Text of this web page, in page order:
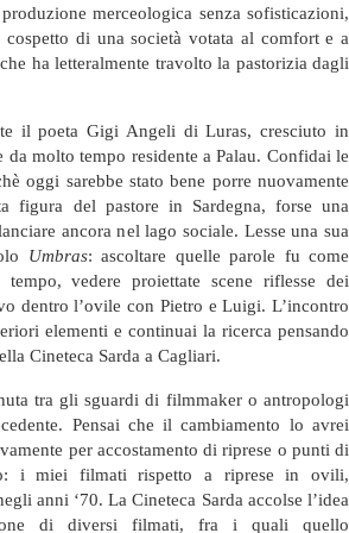
merceologica senza sofisticazioni,
di una società votata al comfort e a
ha letteralmente travolto la pastorizia dagli
il poeta Gigi Angeli di Luras, cresciuto in
molto tempo residente a Palau. Confidai le
oggi sarebbe stato bene porre nuovamente
figura del pastore in Sardegna, forse una
ancora nel lago sociale. Lesse una sua
Umbras: ascoltare quelle parole fu come
vedere proiettate scene riflesse dei
dentro l’ovile con Pietro e Luigi. L’incontro
elementi e continuai la ricerca pensando
Cineteca Sarda a Cagliari.
tra gli sguardi di filmmaker o antropologi
Pensai che il cambiamento lo avrei
per accostamento di riprese o punti di
i miei filmati rispetto a riprese in ovili,
anni ‘70. La Cineteca Sarda accolse l’idea
di diversi filmati, fra i quali quello